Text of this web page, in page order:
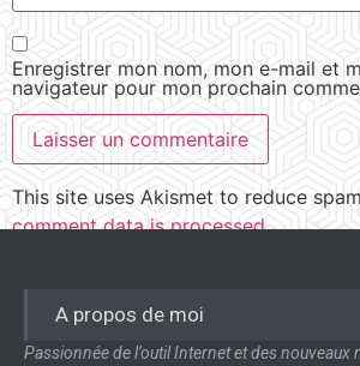
Enregistrer mon nom, mon e-mail et
navigateur pour mon prochain
This site uses Akismet to reduce
comment data is processed.
A propos de moi
Passionnée de l’outil Internet et des nouveaux